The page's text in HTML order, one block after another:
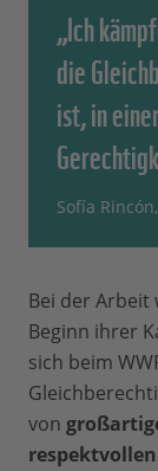
„Ich
die
ist, in
Sofía
Bei der Arbeit
Beginn ihrer
sich beim
von
respektvollen